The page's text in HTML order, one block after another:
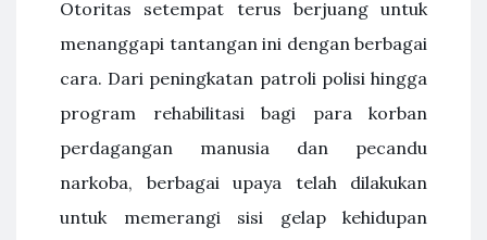
Otoritas setempat terus berjuang untuk
menanggapi tantangan ini dengan berbagai
cara. Dari peningkatan patroli polisi hingga
program rehabilitasi bagi para korban
perdagangan manusia dan pecandu
narkoba, berbagai upaya telah dilakukan
untuk memerangi sisi gelap kehidupan